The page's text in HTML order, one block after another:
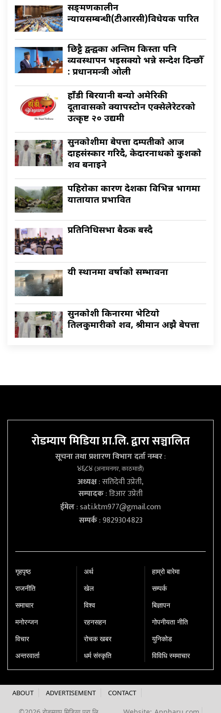
सङ्क्रमणकालीन
न्यायसम्बन्धी(टीआरसी)विधेयक पारित
छिट्टै द्वन्द्वका अन्तिम किस्ता पनि
व्यवस्थापन भइसक्यो भन्ने सन्देश दिन्छौँ
: प्रधानमन्त्री ओली
हाँडी बिरयानी बन्यो अमेरिकी
दूतावासको क्यापस्टोन एक्सेलेरेटरको
उत्कृष्ट २० उद्यमी
सुनकाेशीमा बेपत्ता दम्पतीकाे आज
दाहसंस्कार गरिदै, केदारनाथकाे कुशकाे
शव बनाइने
पहिराेका कारण देशका विभिन्न भागमा
यातायात प्रभावित
प्रतिनिधिसभा बैठक बस्दै
यी स्थानमा वर्षाकाे सम्भावना
सुनकाेशी किनारमा भेटियाे
तिलकुमारीकाे शव, श्रीमान अझै बेपत्ता
रोडम्याप मिडिया प्रा.लि. द्वारा सञ्चालित
सूचना तथा प्रशारण विभाग दर्ता नम्बर:
४६८४(अनामनगर, काठमाडौं)
अध्यक्ष: सतिदेवी उप्रेती,
सम्पादक: डिआर उप्रेती
ईमेल:sati.ktm977@gmail.com
सम्पर्क: 9829304823
गृहपृष्‍ठ
राजनीति
समाचार
मनोरन्जन
विचार
अन्तरवार्ता
अर्थ
खेल
विश्व
रहनसहन
रोचक खबर
धर्म संस्कृति
हाम्रो बारेमा
सम्पर्क
बिज्ञापन
गोपनीयता नीति
युनिकोड
विविधि स्ममाचार
ABOUT ADVERTISEMENT CONTACT